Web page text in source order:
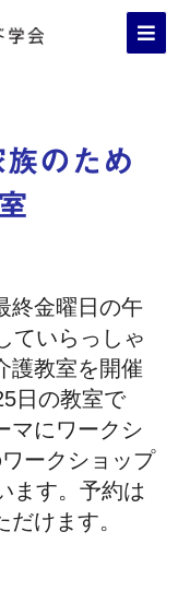
のため
終金曜日の午
ていらっしゃ
護教室を開催
日の教室で
マにワークシ
ークショップ
ます。予約は
けます。